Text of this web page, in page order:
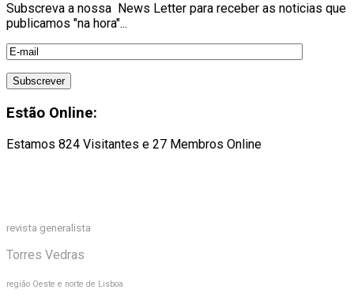
Subscreva a nossa News Letter para receber as noticias que
publicamos "na hora"...
Estão Online:
Estamos 824 Visitantes e 27 Membros Online
revista generalista
Torres Vedras
região Oeste e norte de Lisboa